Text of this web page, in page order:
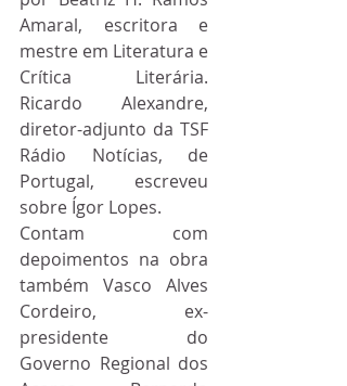
Amaral, escritora e
mestre em Literatura e
Crítica Literária.
Ricardo Alexandre,
diretor-adjunto da TSF
Rádio Notícias, de
Portugal, escreveu
sobre Ígor Lopes.
Contam com
depoimentos na obra
também Vasco Alves
Cordeiro, ex-
presidente do
Governo Regional dos